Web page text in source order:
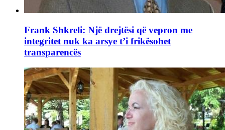
Frank Shkreli: Një drejtësi që vepron me
integritet nuk ka arsye t’i frikësohet
transparencës